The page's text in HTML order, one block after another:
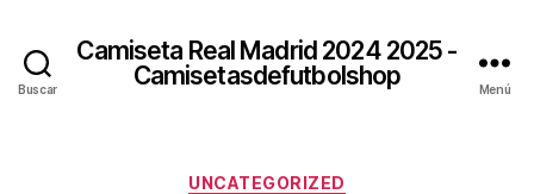
Buscar
Camiseta Real Madrid 2024 2025 -
Camisetasdefutbolshop
Menú
Categorías
UNCATEGORIZED